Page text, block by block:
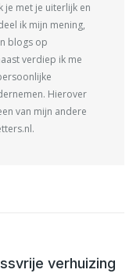
je met je uiterlijk en
ik mijn mening,
blogs op
verdiep ik me
Hierover
van mijn andere
verhuizing